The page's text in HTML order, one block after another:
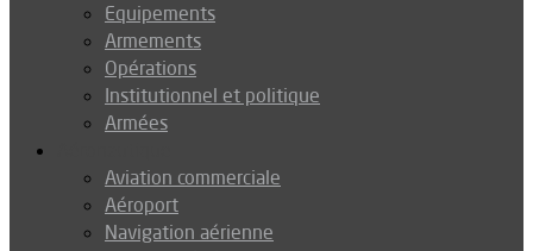
Equipements
Armements
Opérations
Institutionnel et politique
Armées
Aviation commerciale
Aéroport
Navigation aérienne